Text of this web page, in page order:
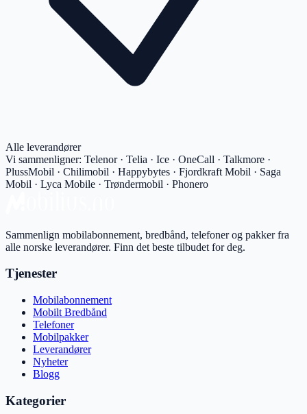
Alle leverandører
Vi sammenligner: Telenor · Telia · Ice · OneCall · Talkmore ·
PlussMobil · Chilimobil · Happybytes · Fjordkraft Mobil · Saga
Mobil · Lyca Mobile · Trøndermobil · Phonero
Sammenlign mobilabonnement, bredbånd, telefoner og pakker fra
alle norske leverandører. Finn det beste tilbudet for deg.
Tjenester
Mobilabonnement
Mobilt Bredbånd
Telefoner
Mobilpakker
Leverandører
Nyheter
Blogg
Kategorier